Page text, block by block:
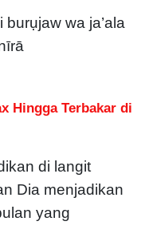
burụjaw wa ja’ala
Hingga Terbakar di
di langit
Dia menjadikan
yang